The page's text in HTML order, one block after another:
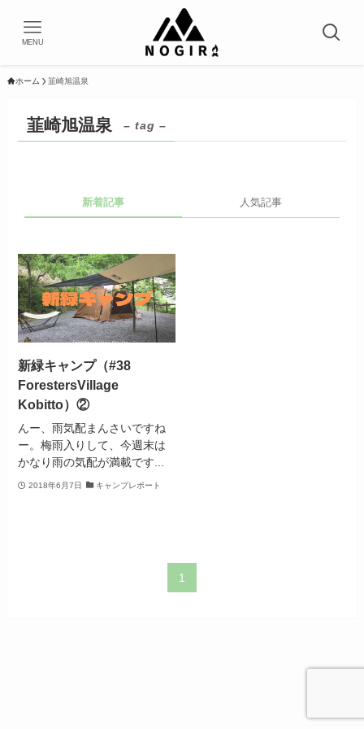
MENU
ホーム 韮崎旭温泉
韮崎旭温泉 – tag –
新着記事 人気記事
新緑キャンプ（#38
ForestersVillage
Kobitto）②
んー、雨気配まんさいですね
ー。梅雨入りして、今週末は
かなり雨の気配が満載です...
2018年6月7日 キャンプレポート
1